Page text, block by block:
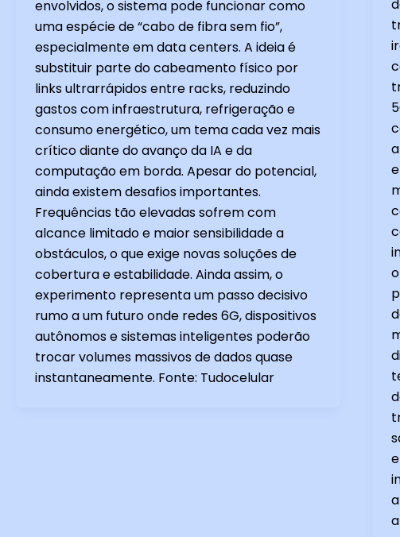
envolvidos, o sistema pode funcionar como
uma espécie de “cabo de fibra sem fio”,
especialmente em data centers. A ideia é
substituir parte do cabeamento físico por
links ultrarrápidos entre racks, reduzindo
gastos com infraestrutura, refrigeração e
consumo energético, um tema cada vez mais
crítico diante do avanço da IA e da
computação em borda. Apesar do potencial,
ainda existem desafios importantes.
Frequências tão elevadas sofrem com
alcance limitado e maior sensibilidade a
obstáculos, o que exige novas soluções de
cobertura e estabilidade. Ainda assim, o
experimento representa um passo decisivo
rumo a um futuro onde redes 6G, dispositivos
autônomos e sistemas inteligentes poderão
trocar volumes massivos de dados quase
instantaneamente. Fonte: Tudocelular